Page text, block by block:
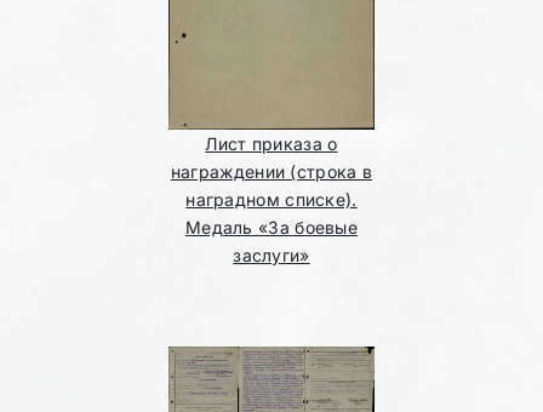
Лист приказа о
награждении (строка в
наградном списке).
Медаль «За боевые
заслуги»